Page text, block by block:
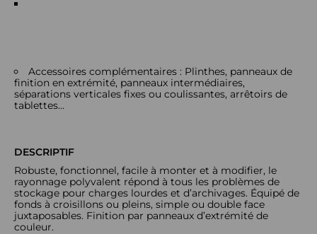
Accessoires complémentaires : Plinthes, panneaux de
finition en extrémité, panneaux intermédiaires,
séparations verticales fixes ou coulissantes, arrêtoirs de
tablettes…
DESCRIPTIF
Robuste, fonctionnel, facile à monter et à modifier, le
rayonnage polyvalent répond à tous les problèmes de
stockage pour charges lourdes et d’archivages. Équipé de
fonds à croisillons ou pleins, simple ou double face
juxtaposables. Finition par panneaux d’extrémité de
couleur.